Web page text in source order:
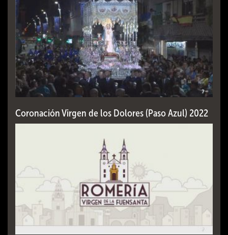
Coronación Virgen de los Dolores (Paso Azul) 2022